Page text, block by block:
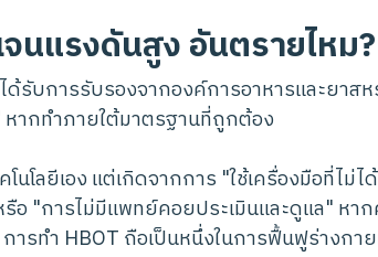
นแรงดันสูง อันตรายไหม?
รับการรับรองจากองค์การอาหารและยาสห
ากทำภายใต้มาตรฐานที่ถูกต้อง
โลยีเอง แต่เกิดจากการ "ใช้เครื่องมือที่ไม่
รือ "การไม่มีแพทย์คอยประเมินและดูแล" ห
ารทำ HBOT ถือเป็นหนึ่งในการฟื้นฟูร่างก